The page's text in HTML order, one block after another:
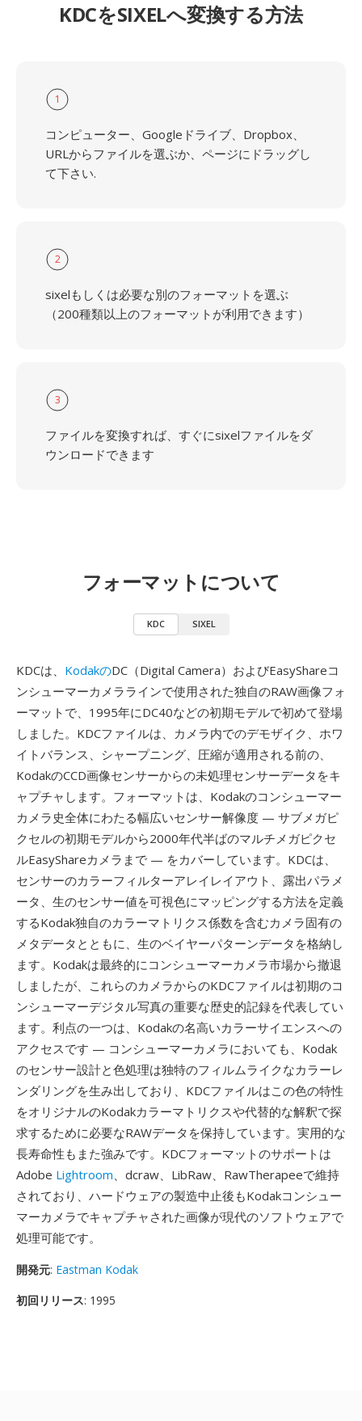
KDCをSIXELへ変換する方法
1
コンピューター、Googleドライブ、Dropbox、
URLからファイルを選ぶか、ページにドラッグし
て下さい.
2
sixelもしくは必要な別のフォーマットを選ぶ
（200種類以上のフォーマットが利用できます）
3
ファイルを変換すれば、すぐにsixelファイルをダ
ウンロードできます
フォーマットについて
KDC SIXEL
KDCは、 KodakのDC（Digital Camera）およびEasyShareコ
ンシューマーカメララインで使用された独自のRAW画像フォ
ーマットで、1995年にDC40などの初期モデルで初めて登場
しました。KDCファイルは、カメラ内でのデモザイク、ホワ
イトバランス、シャープニング、圧縮が適用される前の、
KodakのCCD画像センサーからの未処理センサーデータをキ
ャプチャします。フォーマットは、Kodakのコンシューマー
カメラ史全体にわたる幅広いセンサー解像度 — サブメガピ
クセルの初期モデルから2000年代半ばのマルチメガピクセ
ルEasyShareカメラまで — をカバーしています。KDCは、
センサーのカラーフィルターアレイレイアウト、露出パラメ
ータ、生のセンサー値を可視色にマッピングする方法を定義
するKodak独自のカラーマトリクス係数を含むカメラ固有の
メタデータとともに、生のベイヤーパターンデータを格納し
ます。Kodakは最終的にコンシューマーカメラ市場から撤退
しましたが、これらのカメラからのKDCファイルは初期のコ
ンシューマーデジタル写真の重要な歴史的記録を代表してい
ます。利点の一つは、Kodakの名高いカラーサイエンスへの
アクセスです — コンシューマーカメラにおいても、Kodak
のセンサー設計と色処理は独特のフィルムライクなカラーレ
ンダリングを生み出しており、KDCファイルはこの色の特性
をオリジナルのKodakカラーマトリクスや代替的な解釈で探
求するために必要なRAWデータを保持しています。実用的な
長寿命性もまた強みです。KDCフォーマットのサポートは
Adobe Lightroom、dcraw、LibRaw、RawTherapeeで維持
されており、ハードウェアの製造中止後もKodakコンシュー
マーカメラでキャプチャされた画像が現代のソフトウェアで
処理可能です。
開発元: Eastman Kodak
初回リリース: 1995